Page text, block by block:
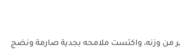
من وزنه، واكتست ملامحه بجدية صارمة ونضج